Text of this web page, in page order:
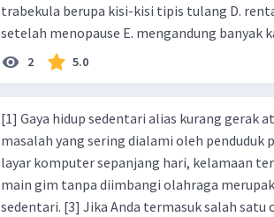
trabekula berupa kisi-kisi tipis tulang D.
setelah menopause E. mengandung banyak
karbonat
2 5.0
[1] Gaya hidup sedentari alias kurang gerak
masalah yang sering dialami oleh penduduk
layar komputer sepanjang hari, kelamaan
main gim tanpa diimbangi olahraga
sedentari. [3] Jika Anda termasuk salah satu